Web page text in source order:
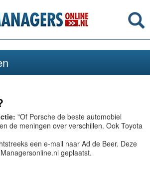
"Of Porsche de beste automobiel
de meningen over verschillen. Ook Toyota
een e-mail naar Ad de Beer. Deze
geplaatst.